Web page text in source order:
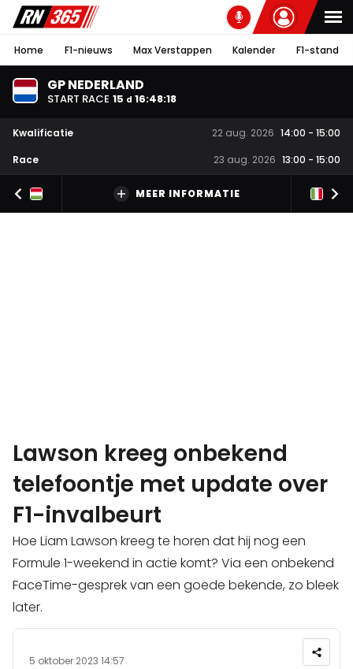
Home F1-nieuws Max Verstappen Kalender F1-stand
GP NEDERLAND
START RACE 15 d 16:48:17
Kwalificatie 22 aug. 2026 14:00 - 15:00
Race
23 aug. 2026 13:00 - 15:00
MEER INFORMATIE
Lawson kreeg onbekend
telefoontje met update over
F1-invalbeurt
Hoe Liam Lawson kreeg te horen dat hij nog een
Formule 1-weekend in actie komt? Via een onbekend
FaceTime-gesprek van een goede bekende, zo bleek
later.
5 oktober 2023 14:57